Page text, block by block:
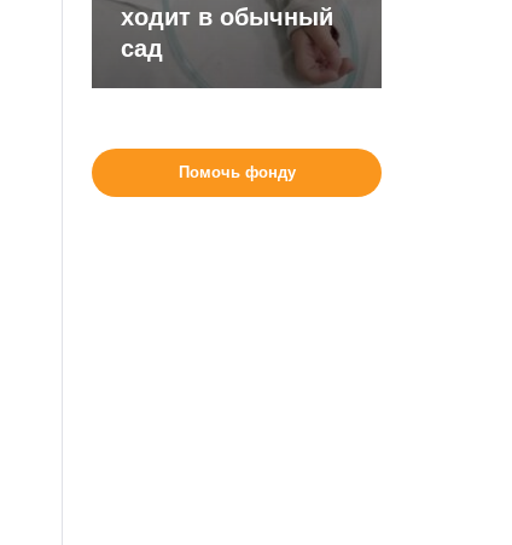
ходит в обычный
сад
Помочь фонду